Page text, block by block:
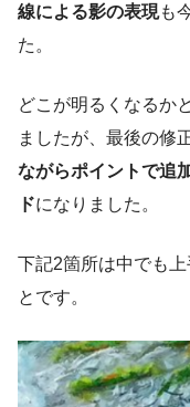
線による影の表現も
た。
どこが明るくなるか
ましたが、最後の修
ながらポイントで追
ドになりました。
下記2箇所は中でも
とです。